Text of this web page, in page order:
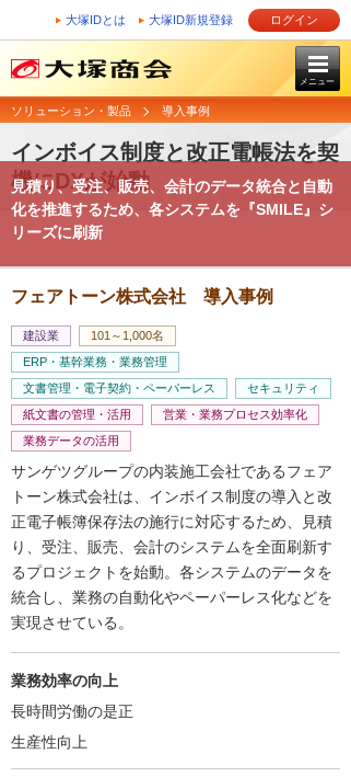
大塚IDとは 大塚ID新規登録 ログイン
メニュー
ソリューション・製品 導入事例
インボイス制度と改正電帳法を契
機にDXが始動
見積り、受注、販売、会計のデータ統合と自動
化を推進するため、各システムを『SMILE』シ
リーズに刷新
フェアトーン株式会社 導入事例
建設業
101～1,000名
ERP・基幹業務・業務管理
文書管理・電子契約・ペーパーレス
セキュリティ
紙文書の管理・活用
営業・業務プロセス効率化
業務データの活用
サンゲツグループの内装施工会社であるフェア
トーン株式会社は、インボイス制度の導入と改
正電子帳簿保存法の施行に対応するため、見積
り、受注、販売、会計のシステムを全面刷新す
るプロジェクトを始動。各システムのデータを
統合し、業務の自動化やペーパーレス化などを
実現させている。
業務効率の向上
長時間労働の是正
生産性向上